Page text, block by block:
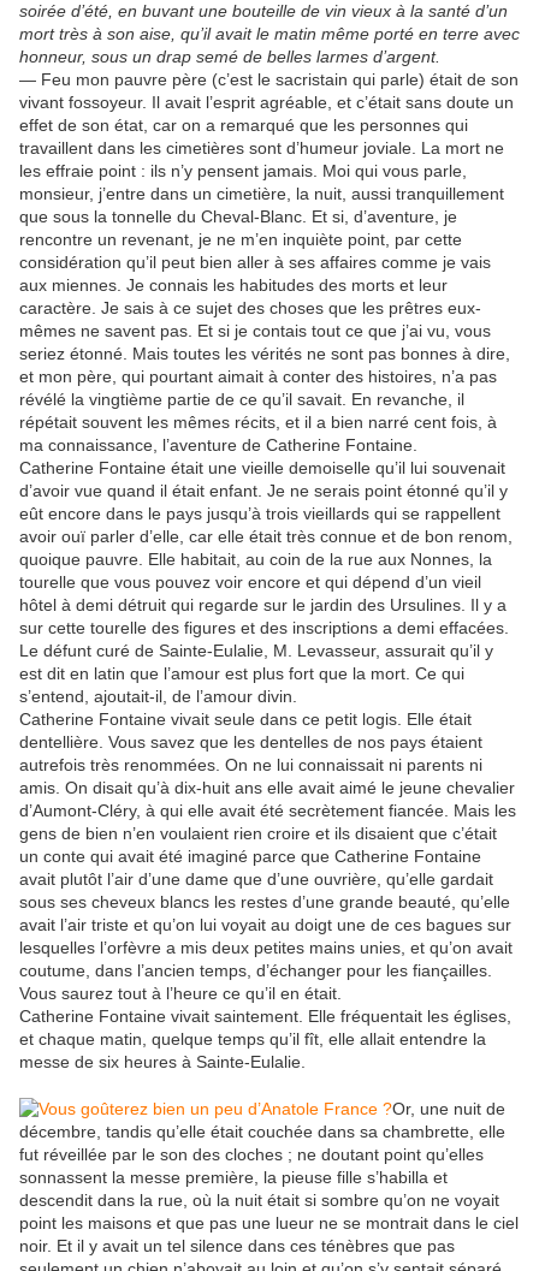
soirée d’été, en buvant une bouteille de vin vieux à la santé d’un
mort très à son aise, qu’il avait le matin même porté en terre avec
honneur, sous un drap semé de belles larmes d’argent.
— Feu mon pauvre père (c’est le sacristain qui parle) était de son
vivant fossoyeur. Il avait l’esprit agréable, et c’était sans doute un
effet de son état, car on a remarqué que les personnes qui
travaillent dans les cimetières sont d’humeur joviale. La mort ne
les effraie point : ils n’y pensent jamais. Moi qui vous parle,
monsieur, j’entre dans un cimetière, la nuit, aussi tranquillement
que sous la tonnelle du Cheval-Blanc. Et si, d’aventure, je
rencontre un revenant, je ne m’en inquiète point, par cette
considération qu’il peut bien aller à ses affaires comme je vais
aux miennes. Je connais les habitudes des morts et leur
caractère. Je sais à ce sujet des choses que les prêtres eux-
mêmes ne savent pas. Et si je contais tout ce que j’ai vu, vous
seriez étonné. Mais toutes les vérités ne sont pas bonnes à dire,
et mon père, qui pourtant aimait à conter des histoires, n’a pas
révélé la vingtième partie de ce qu’il savait. En revanche, il
répétait souvent les mêmes récits, et il a bien narré cent fois, à
ma connaissance, l’aventure de Catherine Fontaine.
Catherine Fontaine était une vieille demoiselle qu’il lui souvenait
d’avoir vue quand il était enfant. Je ne serais point étonné qu’il y
eût encore dans le pays jusqu’à trois vieillards qui se rappellent
avoir ouï parler d’elle, car elle était très connue et de bon renom,
quoique pauvre. Elle habitait, au coin de la rue aux Nonnes, la
tourelle que vous pouvez voir encore et qui dépend d’un vieil
hôtel à demi détruit qui regarde sur le jardin des Ursulines. Il y a
sur cette tourelle des figures et des inscriptions a demi effacées.
Le défunt curé de Sainte-Eulalie, M. Levasseur, assurait qu’il y
est dit en latin que l’amour est plus fort que la mort. Ce qui
s’entend, ajoutait-il, de l’amour divin.
Catherine Fontaine vivait seule dans ce petit logis. Elle était
dentellière. Vous savez que les dentelles de nos pays étaient
autrefois très renommées. On ne lui connaissait ni parents ni
amis. On disait qu’à dix-huit ans elle avait aimé le jeune chevalier
d’Aumont-Cléry, à qui elle avait été secrètement fiancée. Mais les
gens de bien n’en voulaient rien croire et ils disaient que c’était
un conte qui avait été imaginé parce que Catherine Fontaine
avait plutôt l’air d’une dame que d’une ouvrière, qu’elle gardait
sous ses cheveux blancs les restes d’une grande beauté, qu’elle
avait l’air triste et qu’on lui voyait au doigt une de ces bagues sur
lesquelles l’orfèvre a mis deux petites mains unies, et qu’on avait
coutume, dans l’ancien temps, d’échanger pour les fiançailles.
Vous saurez tout à l’heure ce qu’il en était.
Catherine Fontaine vivait saintement. Elle fréquentait les églises,
et chaque matin, quelque temps qu’il fît, elle allait entendre la
messe de six heures à Sainte-Eulalie.
Or, une nuit de
décembre, tandis qu’elle était couchée dans sa chambrette, elle
fut réveillée par le son des cloches ; ne doutant point qu’elles
sonnassent la messe première, la pieuse fille s’habilla et
descendit dans la rue, où la nuit était si sombre qu’on ne voyait
point les maisons et que pas une lueur ne se montrait dans le ciel
noir. Et il y avait un tel silence dans ces ténèbres que pas